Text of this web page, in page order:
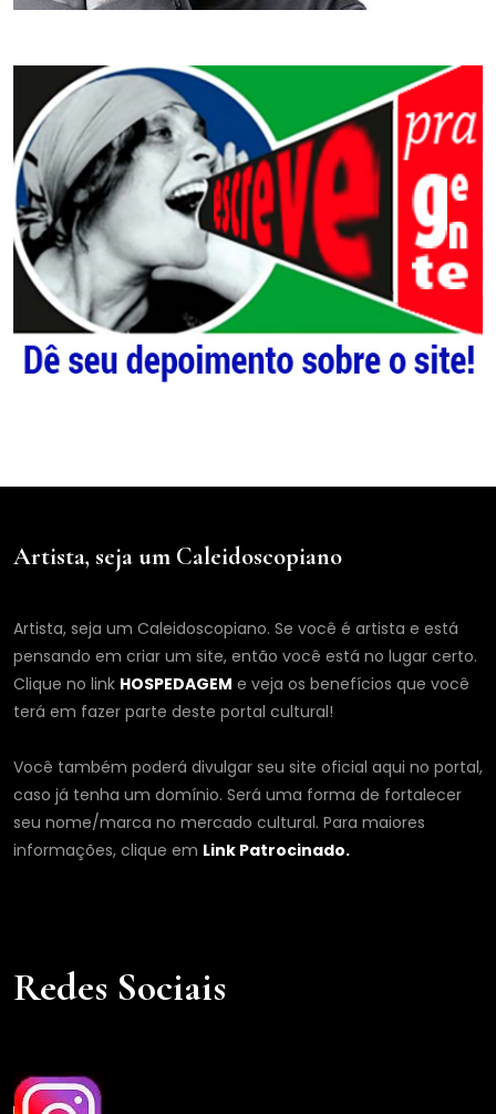
Artista, seja um Caleidoscopiano
Artista, seja um Caleidoscopiano. Se você é artista e está
pensando em criar um site, então você está no lugar certo.
Clique no link HOSPEDAGEM e veja os benefícios que você
terá em fazer parte deste portal cultural!
Você também poderá divulgar seu site oficial aqui no portal,
caso já tenha um domínio. Será uma forma de fortalecer
seu nome/marca no mercado cultural. Para maiores
informações, clique em Link Patrocinado.
Redes Sociais